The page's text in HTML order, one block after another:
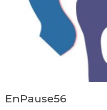
EnPause56